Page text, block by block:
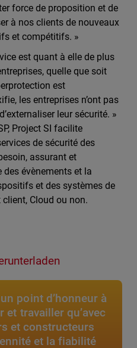
force de proposition et de
à nos clients de nouveaux
et compétitifs. »
est quant à elle de plus
quelle que soit
est
les entreprises n’ont pas
leur sécurité. »
Project SI facilite
de sécurité des
assurant et
évènements et la
et des systèmes de
client, Cloud ou non.
point d’honneur à
et travailler qu’avec
et constructeurs
et la fiabilité